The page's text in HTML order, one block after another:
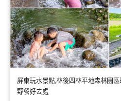
屏東玩水景點,林後四林平地森林園
野餐好去處